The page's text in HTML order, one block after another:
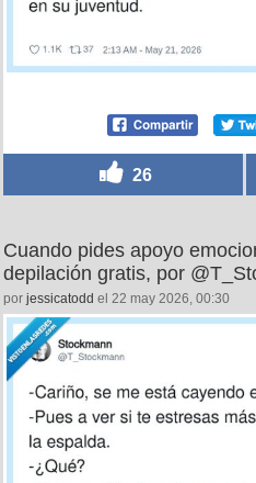
26
Cuando pides apoyo
depilación gratis, por
por jessicatodd el 22 may 2026, 00:30